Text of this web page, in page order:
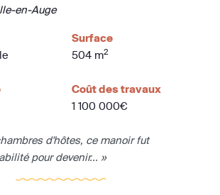
en-Auge
Surface
504 m2
Coût des travaux
1 100 000€
d'hôtes, ce manoir fut
pour devenir... »